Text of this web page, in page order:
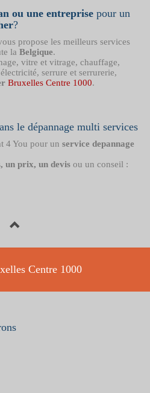
ou une entreprise pour un
?
propose les meilleurs services
la Belgique.
vitre et vitrage, chauffage,
serrure et serrurerie,
Bruxelles Centre 1000.
le dépannage multi services
4 You pour un service depannage
un prix, un devis ou un conseil :
Centre 1000